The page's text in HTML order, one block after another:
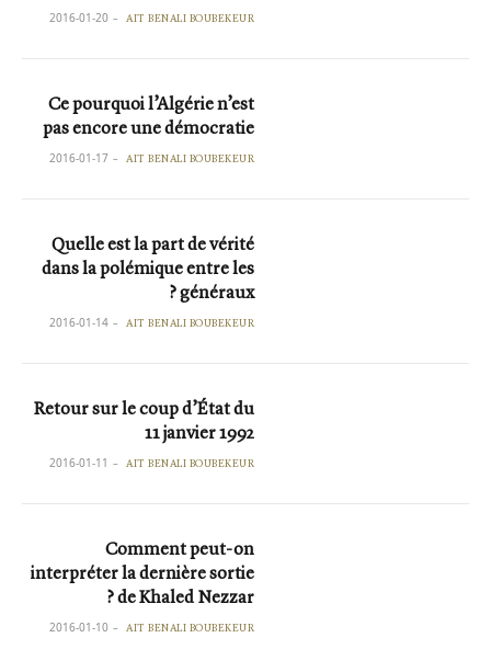
AIT BENALI BOUBEKEUR
2016-01-20
Ce pourquoi l’Algérie n’est
pas encore une démocratie
AIT BENALI BOUBEKEUR
2016-01-17
Quelle est la part de vérité
dans la polémique entre les
généraux ?
AIT BENALI BOUBEKEUR
2016-01-14
Retour sur le coup d’État du
11 janvier 1992
AIT BENALI BOUBEKEUR
2016-01-11
Comment peut-on
interpréter la dernière sortie
de Khaled Nezzar ?
AIT BENALI BOUBEKEUR
2016-01-10